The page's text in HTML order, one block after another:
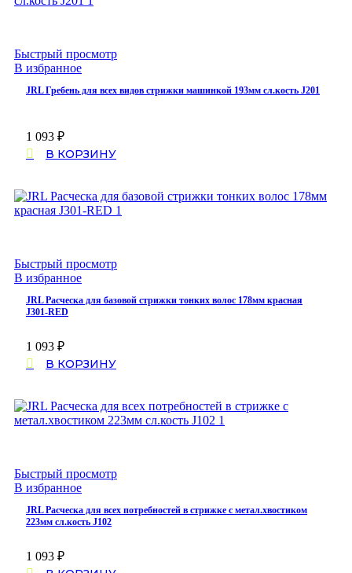
Быстрый просмотр
В избранное
JRL Гребень для всех видов стрижки машинкой 193мм сл.кость J201
1 093 ₽
В КОРЗИНУ
Быстрый просмотр
В избранное
JRL Расческа для базовой стрижки тонких волос 178мм красная
J301-RED
1 093 ₽
В КОРЗИНУ
Быстрый просмотр
В избранное
JRL Расческа для всех потребностей в стрижке с метал.хвостиком
223мм сл.кость J102
1 093 ₽